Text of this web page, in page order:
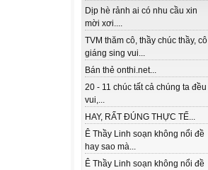
Dịp hè rảnh ai có nhu cầu xin
mời xơi....
TVM thăm cô, thầy chúc thầy, cô
giáng sing vui...
Bán thẻ onthi.net...
20 - 11 chúc tất cả chúng ta đều
vui,...
HAY, RẤT ĐÚNG THỰC TẾ...
Ê Thầy Linh soạn không nổi đề
hay sao mà...
Ê Thầy Linh soạn không nổi đề